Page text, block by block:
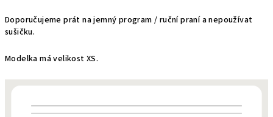
Doporučujeme prát na jemný program / ruční praní a nepoužívat
sušičku.
Modelka má velikost XS.